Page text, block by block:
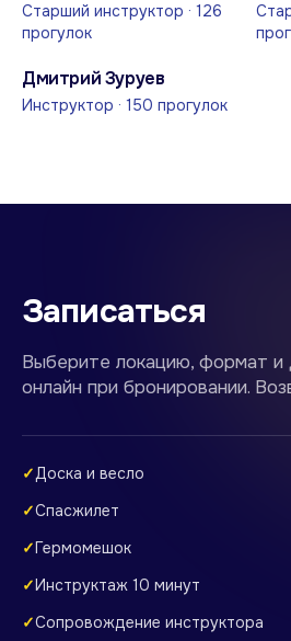
Старший инструктор · 126
прогулок
Дмитрий Зуруев
Инструктор · 150 прогулок
Записаться
Выберите локацию, формат и
онлайн при бронировании.
✓Доска и весло
✓Спасжилет
✓Гермомешок
✓Инструктаж 10 минут
✓Сопровождение инструктора